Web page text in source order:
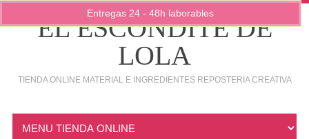
EL ESCONDITE DE
LOLA
TIENDA ONLINE MATERIAL E INGREDIENTES REPOSTERIA CREATIVA
Entregas 24 - 48h laborables